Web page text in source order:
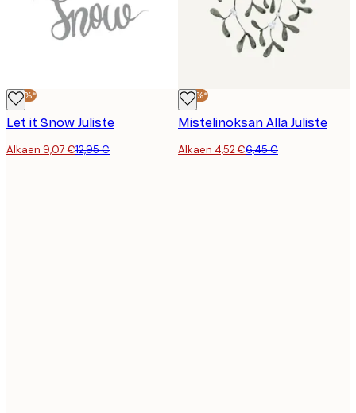
-30%*
Let it Snow Juliste
Alkaen 9,07 €12,95 €
-30%*
Mistelinoksan Alla Juliste
Alkaen 4,52 €6,45 €